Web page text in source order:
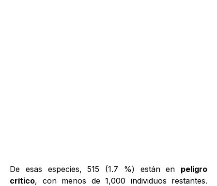
De esas especies, 515 (1.7 %) están en peligro
crítico, con menos de 1,000 individuos restantes.